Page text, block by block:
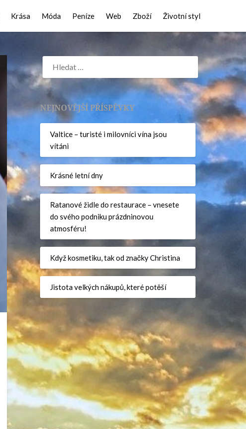
Krása Móda Peníze Web Zboží Životní styl
NEJNOVĚJŠÍ PŘÍSPĚVKY
Valtice – turisté i milovníci vína jsou
vítáni
Krásné letní dny
Ratanové židle do restaurace – vnesete
do svého podniku prázdninovou
atmosféru!
Když kosmetiku, tak od značky Christina
Jistota velkých nákupů, které potěší